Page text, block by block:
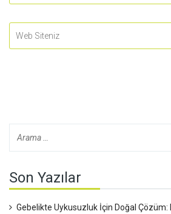
Son Yazılar
Gebelikte Uykusuzluk İçin Doğal Çözüm: